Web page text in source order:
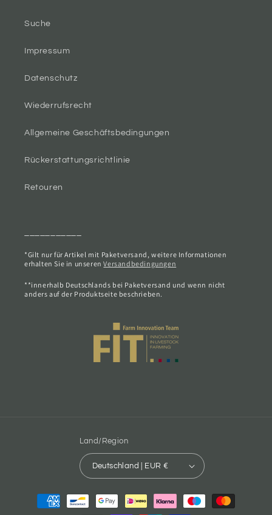
Suche
Impressum
Datenschutz
Wiederrufsrecht
Allgemeine Geschäftsbedingungen
Rückerstattungsrichtlinie
Retouren
*Gilt nur für Artikel mit Paketversand, weitere Informationen
erhalten Sie in unserenVersandbedingungen
**innerhalb Deutschlands bei Paketversand und wenn nicht
anders auf der Produktseite beschrieben.
Land/Region
Deutschland | EUR €
Zahlungsmethoden